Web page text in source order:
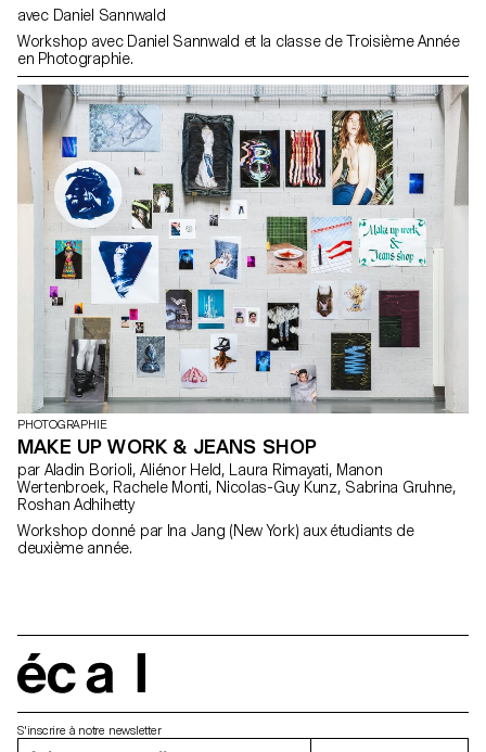
avec Daniel Sannwald
Workshop avec Daniel Sannwald et la classe de Troisième Année
en Photographie.
PHOTOGRAPHIE
MAKE UP WORK & JEANS SHOP
par Aladin Borioli, Aliénor Held, Laura Rimayati, Manon
Wertenbroek, Rachele Monti, Nicolas-Guy Kunz, Sabrina Gruhne,
Roshan Adhihetty
Workshop donné par Ina Jang (New York) aux étudiants de
deuxième année.
S'inscrire à notre newsletter